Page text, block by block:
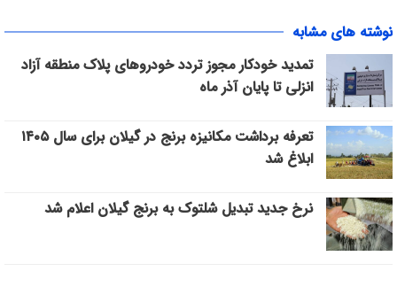
نوشته های مشابه
تمدید خودکار مجوز تردد خودروهای پلاک منطقه آزاد
انزلی تا پایان آذر ماه
تعرفه برداشت مکانیزه برنج در گیلان برای سال ۱۴۰۵
ابلاغ شد
نرخ جدید تبدیل شلتوک به برنج گیلان اعلام شد